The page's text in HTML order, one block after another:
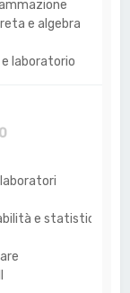
e algebra
e laboratorio
e statistica